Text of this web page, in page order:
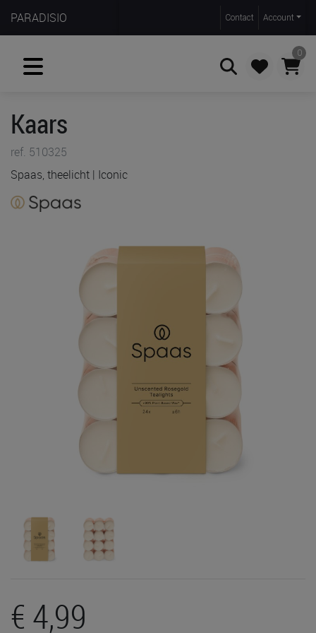
PARADISIO Contact Account
0
Kaars
ref. 510325
Spaas, theelicht | Iconic
€ 4,99